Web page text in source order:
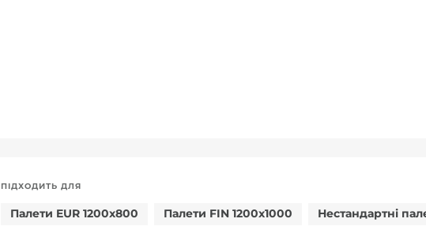
ПІДХОДИТЬ ДЛЯ
Палети EUR 1200x800 Палети FIN 1200x1000
Нестандартні